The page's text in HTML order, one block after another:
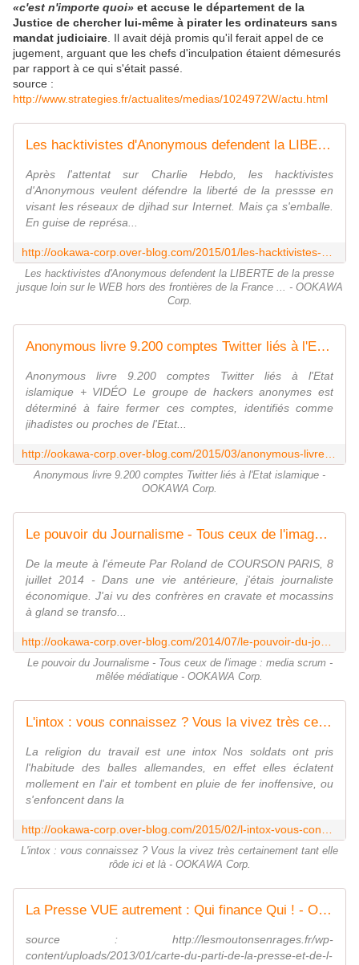
«c'est n'importe quoi» et accuse le département de la
Justice de chercher lui-même à pirater les ordinateurs sans
mandat judiciaire . Il avait déjà promis qu'il ferait appel de ce
jugement, arguant que les chefs d'inculpation étaient démesurés
par rapport à ce qui s'était passé.
source :
http://www.strategies.fr/actualites/medias/1024972W/actu.html
Les hacktivistes d'Anonymous defendent la LIBERTE de la presse jusque loin sur le WEB hors des frontières de la France ... - OOKAWA Corp.
Après l'attentat sur Charlie Hebdo, les hacktivistes
d'Anonymous veulent défendre la liberté de la pressse en
visant les réseaux de djihad sur Internet. Mais ça s'emballe.
En guise de représa...
Les hacktivistes d'Anonymous defendent la LIBERTE de la presse
jusque loin sur le WEB hors des frontières de la France ... - OOKAWA
Corp.
Anonymous livre 9.200 comptes Twitter liés à l'Etat islamique - OOKAWA Corp.
Anonymous livre 9.200 comptes Twitter liés à l'Etat
islamique + VIDÉO Le groupe de hackers anonymes est
déterminé à faire fermer ces comptes, identifiés comme
jihadistes ou proches de l'Etat...
Anonymous livre 9.200 comptes Twitter liés à l'Etat islamique -
OOKAWA Corp.
Le pouvoir du Journalisme - Tous ceux de l'image : media scrum - mêlée médiatique - OOKAWA Corp.
De la meute à l'émeute Par Roland de COURSON PARIS, 8
juillet 2014 - Dans une vie antérieure, j'étais journaliste
économique. J'ai vu des confrères en cravate et mocassins
à gland se transfo...
Le pouvoir du Journalisme - Tous ceux de l'image : media scrum -
mêlée médiatique - OOKAWA Corp.
L'intox : vous connaissez ? Vous la vivez très certainement tant elle rôde ici et là - OOKAWA Corp.
La religion du travail est une intox Nos soldats ont pris
l'habitude des balles allemandes, en effet elles éclatent
mollement en l'air et tombent en pluie de fer inoffensive, ou
s'enfoncent dans la
L'intox : vous connaissez ? Vous la vivez très certainement tant elle
rôde ici et là - OOKAWA Corp.
La Presse VUE autrement : Qui finance Qui ! - OOKAWA Corp.
source : http://lesmoutonsenrages.fr/wp-
content/uploads/2013/01/carte-du-parti-de-la-presse-et-de-l-